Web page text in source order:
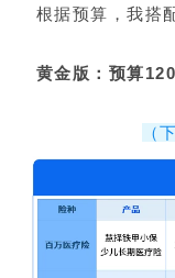
根据预算，我搭
黄金版：预算
（